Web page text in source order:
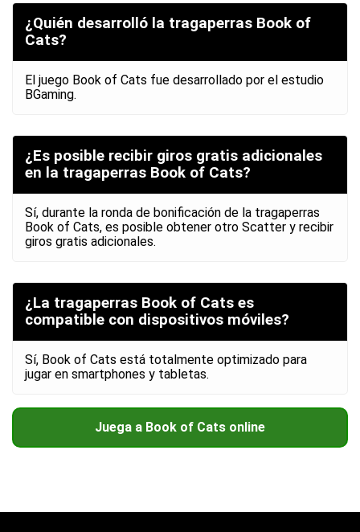
¿Quién desarrolló la tragaperras Book of
Cats?
El juego Book of Cats fue desarrollado por el estudio
BGaming.
¿Es posible recibir giros gratis adicionales
en la tragaperras Book of Cats?
Sí, durante la ronda de bonificación de la tragaperras
Book of Cats, es posible obtener otro Scatter y recibir
giros gratis adicionales.
¿La tragaperras Book of Cats es
compatible con dispositivos móviles?
Sí, Book of Cats está totalmente optimizado para
jugar en smartphones y tabletas.
Juega a Book of Cats online